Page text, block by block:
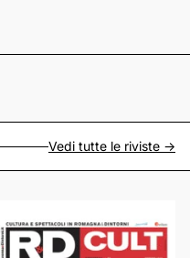
Vedi tutte le riviste ->